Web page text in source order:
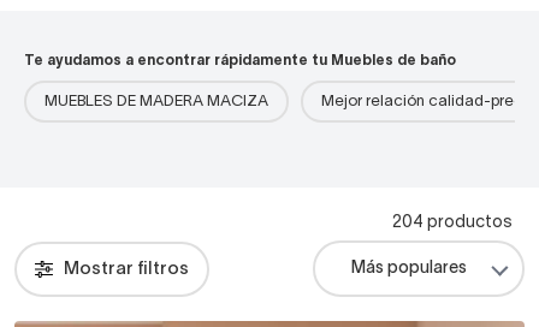
Te ayudamos a encontrar rápidamente tu Muebles de baño
MUEBLES DE MADERA MACIZA Mejor relación calidad-precio
Mostrar filtros
204 productos